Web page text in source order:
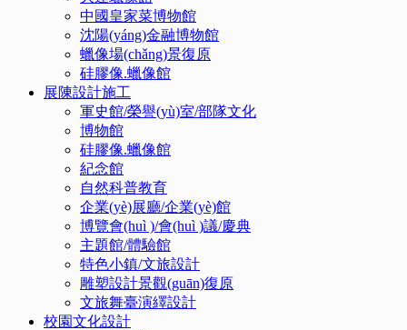
中國皇家菜博物館
沈陽(yáng)金融博物館
蠟像場(chǎng)景復原
硅膠像.蠟像館
展陳設計施工
軍史館/榮譽(yù)室/部隊文化
博物館
硅膠像.蠟像館
紀念館
自然科普教育
企業(yè)展廳/企業(yè)館
博覽會(huì )/會(huì )議/慶典
主題館/體驗館
特色小鎮/文旅設計
雕塑設計景觀(guān)復原
文旅舞臺演繹設計
校園文化設計